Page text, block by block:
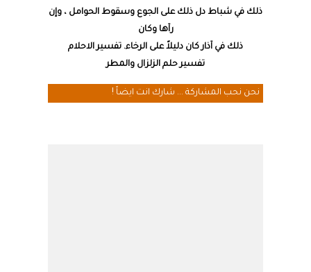
ذلك في شباط دل ذلك على الجوع وسقوط الحوامل ، وإن
رآها وكان
ذلك في آذار كان دليلاً على الرخاء. تفسير الاحلام
تفسير حلم الزلزال والمطر
نحن نحب المشاركة ... شارك انت ايضاً !